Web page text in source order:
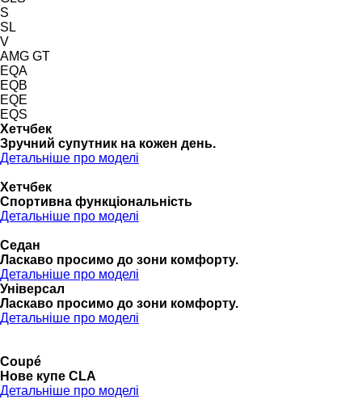
S
SL
V
AMG GT
EQA
EQB
EQE
EQS
Хетчбек
Зручний супутник на кожен день.
Детальніше про моделі
Хетчбек
Спортивна функціональність
Детальніше про моделі
Седан
Ласкаво просимо до зони комфорту.
Детальніше про моделі
Універсал
Ласкаво просимо до зони комфорту.
Детальніше про моделі
Coupé
Нове купе CLA
Детальніше про моделі